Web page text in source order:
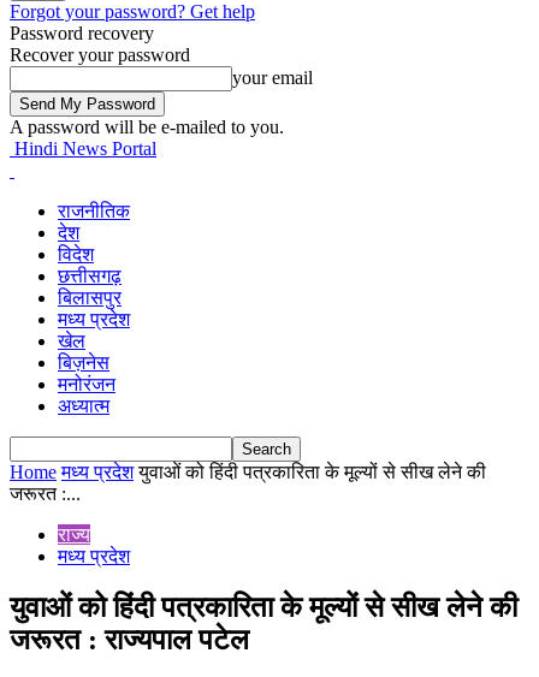
Forgot your password? Get help
Password recovery
Recover your password
your email
A password will be e-mailed to you.
Hindi News Portal
राजनीतिक
देश
विदेश
छत्तीसगढ़
बिलासपुर
मध्य प्रदेश
खेल
बिज़नेस
मनोरंजन
अध्यात्म
Home मध्य प्रदेश युवाओं को हिंदी पत्रकारिता के मूल्यों से सीख लेने की
जरूरत :...
राज्य
मध्य प्रदेश
युवाओं को हिंदी पत्रकारिता के मूल्यों से सीख लेने की
जरूरत : राज्यपाल पटेल